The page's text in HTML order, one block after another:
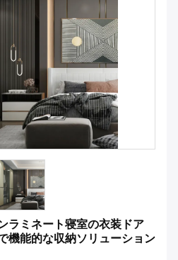
ラミネート寝室の衣装ドア
機能的な収納ソリューション